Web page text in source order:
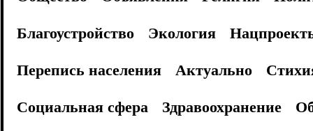
Благоустройство
Экология
Перепись населения
Актуально
Социальная сфера
Здравоохранение